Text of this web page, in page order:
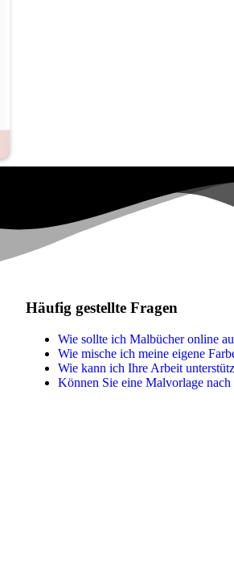
Sommer und Feiertage
Sport
Tiere und Natur
Transport
Valentinstag und Liebe
Winter und Weihnachten
Häufig gestellte Fragen
Wie sollte ich Malbücher online
Wie mische ich meine eigene
Wie kann ich Ihre Arbeit
Können Sie eine Malvorlage